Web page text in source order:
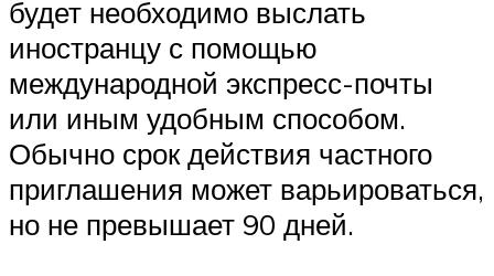
будет необходимо выслать
иностранцу с помощью
международной экспресс-почты
или иным удобным способом.
Обычно срок действия частного
приглашения может варьироваться,
но не превышает 90 дней.